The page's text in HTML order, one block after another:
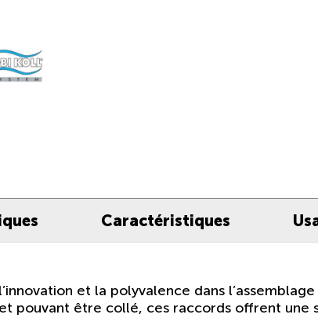
Caractéristiques
et la polyvalence dans
pouvant être collé, ces raccords offrent une